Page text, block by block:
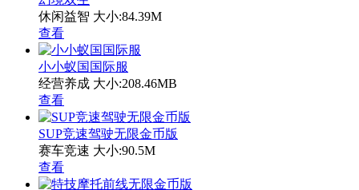
休闲益智 大小:84.39M
查看
小小蚁国国际服
经营养成 大小:208.46MB
查看
SUP竞速驾驶无限金币版
赛车竞速 大小:90.5M
查看